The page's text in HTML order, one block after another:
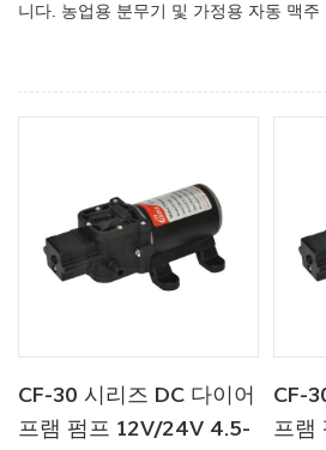
니다. 농업용 분무기 및 가정용 자동 맥주
CF-30 시리즈 DC 다이어
프램 펌프 12V/24V 4.5-
CF-
프램